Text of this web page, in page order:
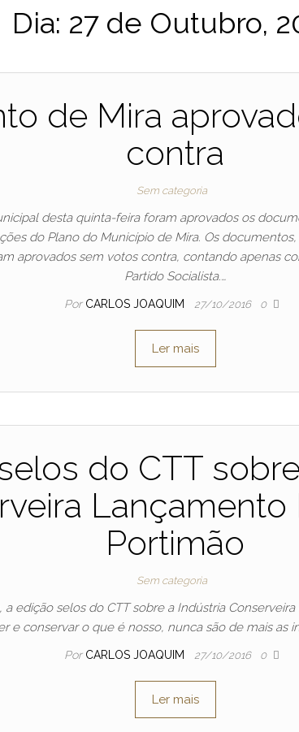
Dia: 27 de Outubro,
de Mira
contra
Sem categoria
desta quinta-feira foram aprovados os
do Plano do Município de Mira. Os
aprovados sem votos contra, contando apenas
Partido Socialista.…
Por CARLOS JOAQUIM 27/10/2016 0
Ler mais
do CTT
Portimão
Sem categoria
a edição selos do CTT sobre a Indústria
e conservar o que é nosso, nunca são de mais as
Por CARLOS JOAQUIM 27/10/2016 0
Ler mais